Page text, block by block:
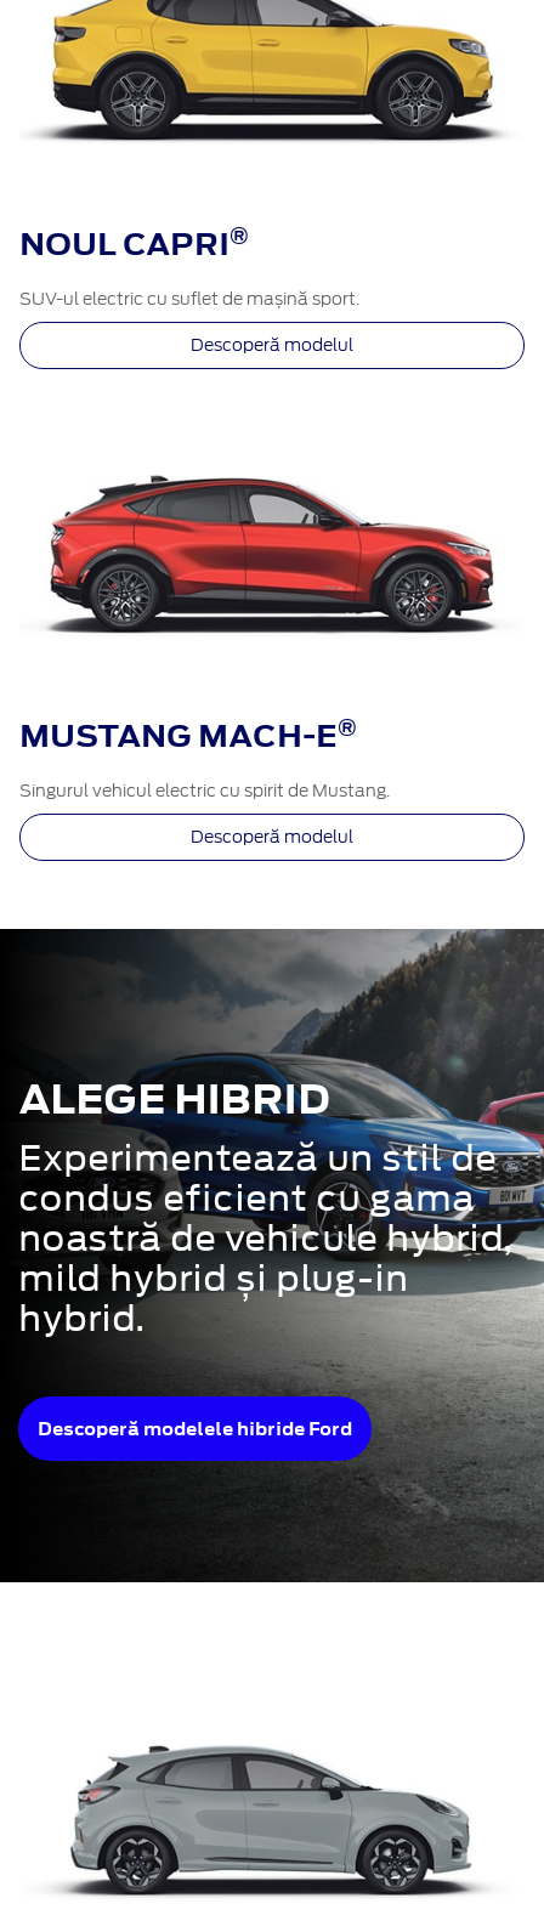
NOUL CAPRI®​
SUV-ul electric cu suflet de mașină sport.
Descoperă modelul
MUSTANG MACH-E®​
Singurul vehicul electric cu spirit de Mustang.
Descoperă modelul
ALEGE HIBRID
Experimentează un stil de
condus eficient cu gama
noastră de vehicule hybrid,
mild hybrid și plug-in
hybrid.
Descoperă modelele hibride Ford